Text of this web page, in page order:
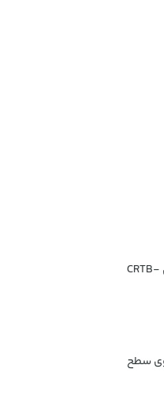
شرکت بیسوس برای شستشوی ماشین نمونه ای از تی بسیار با کیفیت را در دو رنگ تولید و به بازار عرضه کرده است با مدل های CRTB-01 که نشانگر رنگ مشکی و مدل CRTB-
سطح